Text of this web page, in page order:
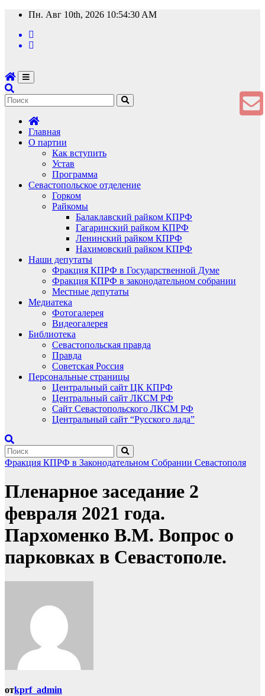
Перейти
содержимому
Пн. Авг 10th, 2026 10:54:31 AM
Главная
О партии
Как вступить
Устав
Программа
Севастопольское отделение
Горком
Райкомы
Балаклавский райком КПРФ
Гагаринский райком КПРФ
Ленинский райком КПРФ
Нахимовский райком КПРФ
Наши депутаты
Фракция КПРФ в Государственной Думе
Фракция КПРФ в законодательном собрании
Местные депутаты
Медиатека
Фотогалерея
Видеогалерея
Библиотека
Севастопольская правда
Правда
Советская Россия
Персональные страницы
Центральный сайт ЦК КПРФ
Центральный сайт ЛКСМ РФ
Сайт Севастопольского ЛКСМ РФ
Центральный сайт “Русского лада”
Фракция КПРФ в Законодательном Собрании Севастополя
Пленарное заседание 2
февраля 2021 года.
Пархоменко В.М. Вопрос о
парковках в Севастополе.
отkprf_admin